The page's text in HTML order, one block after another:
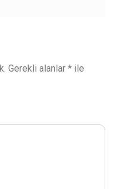
Gerekli alanlar * ile